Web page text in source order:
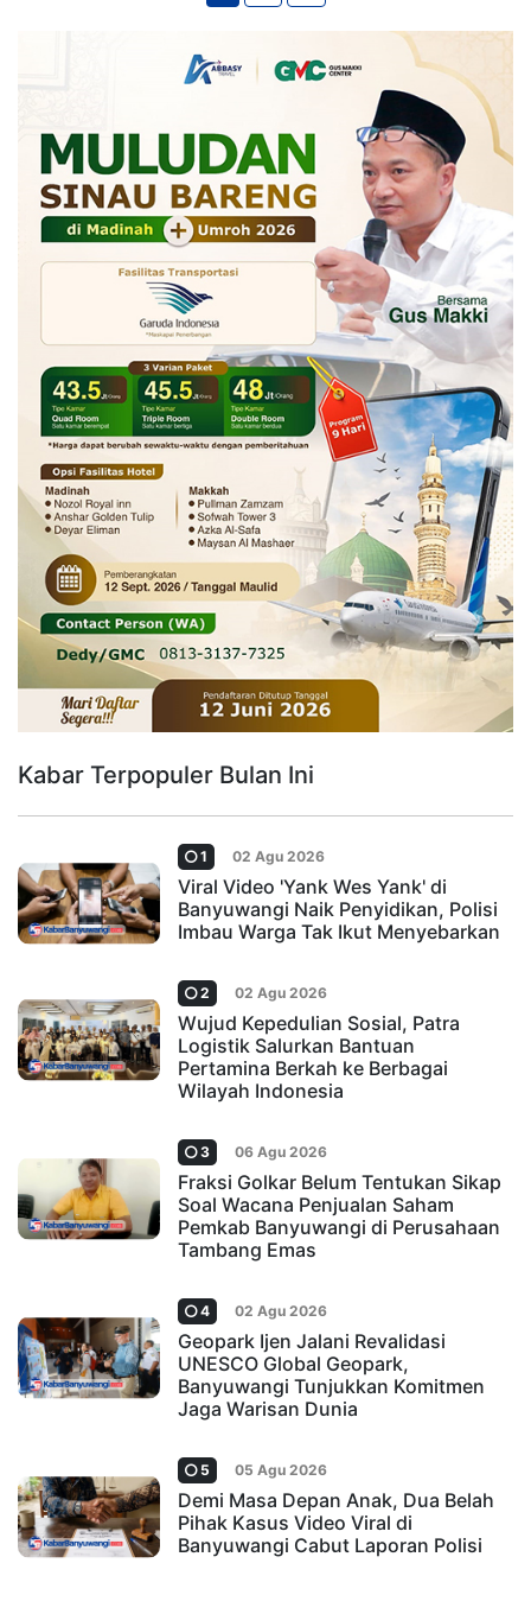
Kabar Terpopuler Bulan Ini
1 02 Agu 2026
Viral Video 'Yank Wes Yank' di
Banyuwangi Naik Penyidikan, Polisi
Imbau Warga Tak Ikut Menyebarkan
2 02 Agu 2026
Wujud Kepedulian Sosial, Patra
Logistik Salurkan Bantuan
Pertamina Berkah ke Berbagai
Wilayah Indonesia
3 06 Agu 2026
Fraksi Golkar Belum Tentukan Sikap
Soal Wacana Penjualan Saham
Pemkab Banyuwangi di Perusahaan
Tambang Emas
4 02 Agu 2026
Geopark Ijen Jalani Revalidasi
UNESCO Global Geopark,
Banyuwangi Tunjukkan Komitmen
Jaga Warisan Dunia
5 05 Agu 2026
Demi Masa Depan Anak, Dua Belah
Pihak Kasus Video Viral di
Banyuwangi Cabut Laporan Polisi